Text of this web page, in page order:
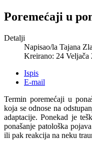
Poremećaji u
Detalji
Napisao/la Tajana
Kreirano: 24 Veljača
Ispis
E-mail
Termin poremećaji u
koja se odnose na
adaptacije. Ponekad je
ponašanje patološka
ili pak reakcija na neku